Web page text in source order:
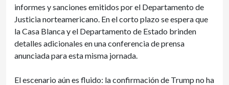
informes y sanciones emitidos por el Departamento de
Justicia norteamericano. En el corto plazo se espera que
la Casa Blanca y el Departamento de Estado brinden
detalles adicionales en una conferencia de prensa
anunciada para esta misma jornada.
El escenario aún es fluido: la confirmación de Trump no ha